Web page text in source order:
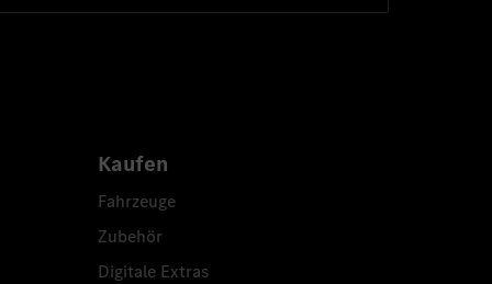
Kaufen
Fahrzeuge
Zubehör
Digitale Extras